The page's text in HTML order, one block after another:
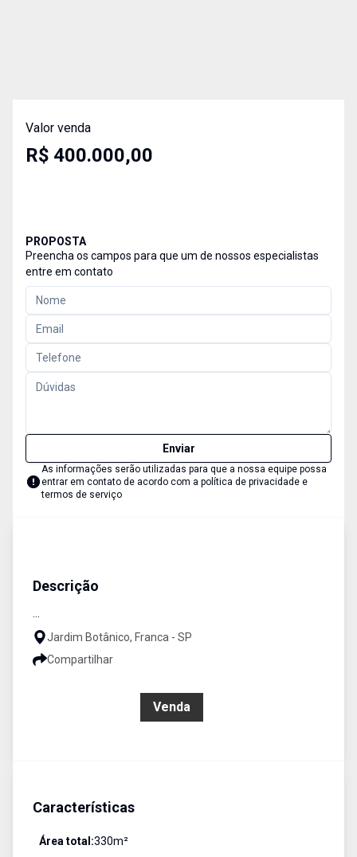
Valor venda
R$ 400.000,00
PROPOSTA
Preencha os campos para que um de nossos especialistas
entre em contato
Enviar
As informações serão utilizadas para que a nossa equipe possa
entrar em contato de acordo com a política de privacidade e
termos de serviço
Descrição
Jardim Botânico, Franca - SP
Compartilhar
Venda
Características
Área total:330m²